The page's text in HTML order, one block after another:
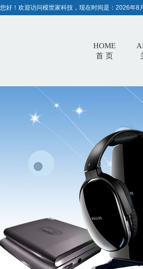
您好！欢迎访问模世家科技，现在时间是： 2026年8
HOME
首 页